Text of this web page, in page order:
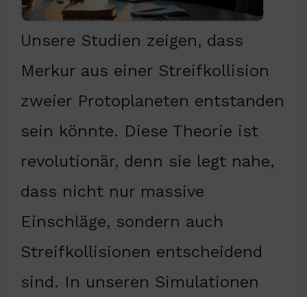
Unsere Studien zeigen, dass
Merkur aus einer Streifkollision
zweier Protoplaneten entstanden
sein könnte. Diese Theorie ist
revolutionär, denn sie legt nahe,
dass nicht nur massive
Einschläge, sondern auch
Streifkollisionen entscheidend
sind. In unseren Simulationen